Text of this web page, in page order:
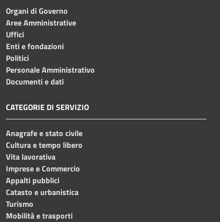
Organi di Governo
Aree Amministrative
Uffici
Enti e fondazioni
Politici
Personale Amministrativo
Documenti e dati
CATEGORIE DI SERVIZIO
Anagrafe e stato civile
Cultura e tempo libero
Vita lavorativa
Imprese e Commercio
Appalti pubblici
Catasto e urbanistica
Turismo
Mobilità e trasporti